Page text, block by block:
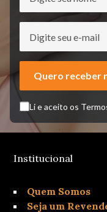
Li e aceito os
Quero receber
Institucional
Quem Somos
Seja um